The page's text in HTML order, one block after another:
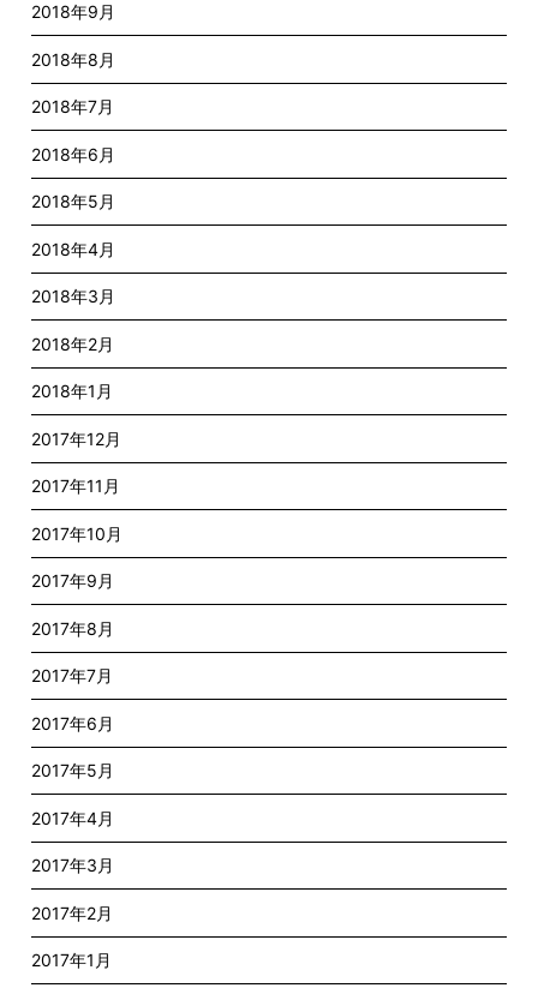
2018年9月
2018年8月
2018年7月
2018年6月
2018年5月
2018年4月
2018年3月
2018年2月
2018年1月
2017年12月
2017年11月
2017年10月
2017年9月
2017年8月
2017年7月
2017年6月
2017年5月
2017年4月
2017年3月
2017年2月
2017年1月